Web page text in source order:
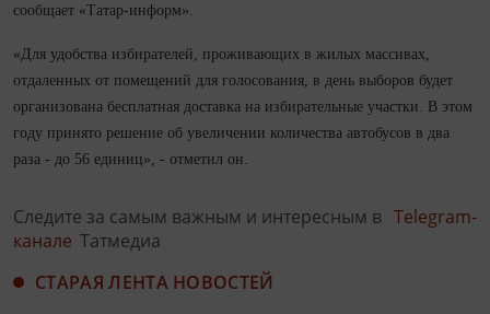
сообщает «Татар-информ».
«Для удобства избирателей, проживающих в жилых массивах,
отдаленных от помещений для голосования, в день выборов будет
организована бесплатная доставка на избирательные участки. В этом
году принято решение об увеличении количества автобусов в два
раза - до 56 единиц», - отметил он.
Следите за самым важным и интересным в Telegram-
канале Татмедиа
СТАРАЯ ЛЕНТА НОВОСТЕЙ